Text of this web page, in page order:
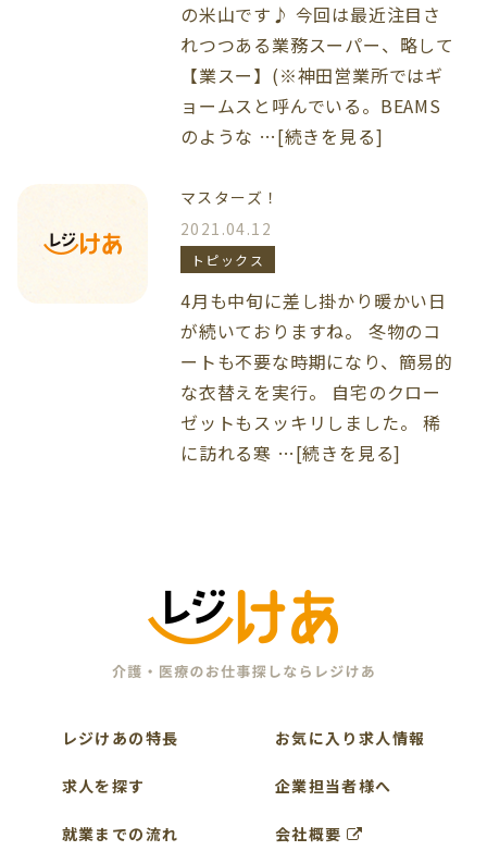
の米山です♪ 今回は最近注目さ
れつつある業務スーパー、略して
【業スー】(※神田営業所ではギ
ョームスと呼んでいる。BEAMS
のような …[続きを見る]
マスターズ！
2021.04.12
トピックス
4月も中旬に差し掛かり暖かい日
が続いておりますね。 冬物のコ
ートも不要な時期になり、簡易的
な衣替えを実行。 自宅のクロー
ゼットもスッキリしました。 稀
に訪れる寒 …[続きを見る]
レジけあの特長
求人を探す
就業までの流れ
お気に入り求人情報
企業担当者様へ
会社概要